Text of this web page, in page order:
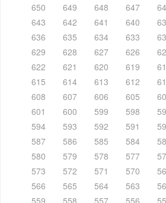
650
649 648 647
643
642 641 640
636
635 634 633
629
628 627 626
622
621 620 619
615
614 613 612
608
607 606 605
601
600 599 598
594
593 592 591
587
586 585 584
580
579 578 577
573
572 571 570
566
565 564 563
559
558 557 556